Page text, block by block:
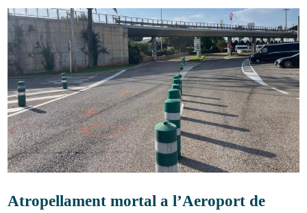
Atropellament mortal a l’Aeroport de